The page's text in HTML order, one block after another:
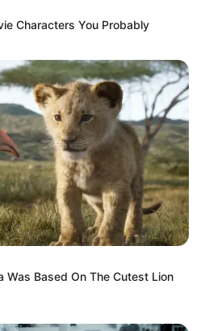
Characters You Probably
Was Based On The Cutest Lion